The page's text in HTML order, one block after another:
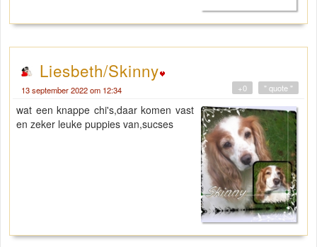
Liesbeth/Skinny
13 september 2022 om 12:34 " quote "
+0
wat een knappe chi's,daar komen vast
en zeker leuke puppies van,sucses